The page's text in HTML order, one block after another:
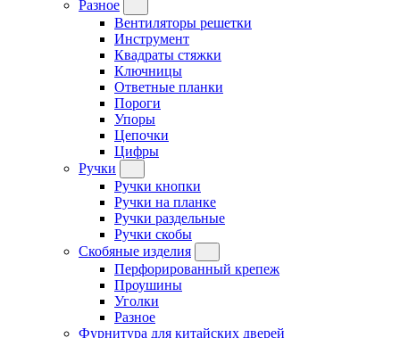
Разное
Вентиляторы решетки
Инструмент
Квадраты стяжки
Ключницы
Ответные планки
Пороги
Упоры
Цепочки
Цифры
Ручки
Ручки кнопки
Ручки на планке
Ручки раздельные
Ручки скобы
Скобяные изделия
Перфорированный крепеж
Проушины
Уголки
Разное
Фурнитура для китайских дверей